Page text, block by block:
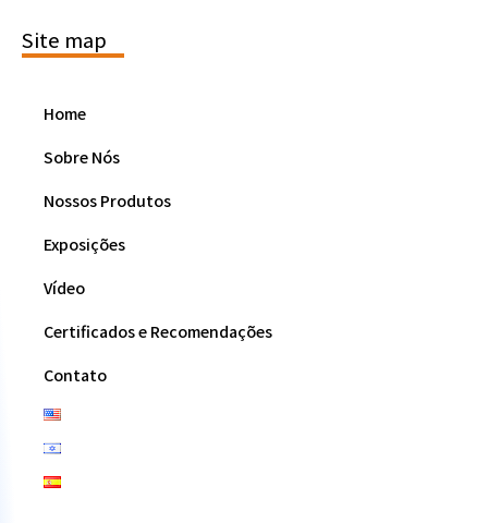
Site map
Home
Sobre Nós
Nossos Produtos
Exposições
Vídeo
Certificados e Recomendações
Contato